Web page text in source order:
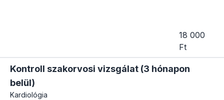
18 000
Ft
Kontroll szakorvosi vizsgálat (3 hónapon
belül)
Kardiológia